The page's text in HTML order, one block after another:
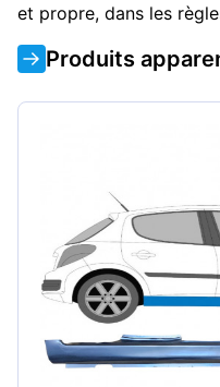
et propre, dans les
Produits